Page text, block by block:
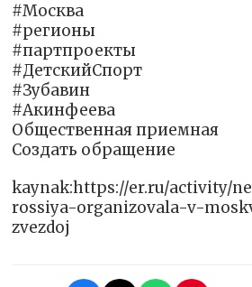
#Москва
#регионы
#партпроекты
#ДетскийСпорт
#Зубавин
#Акинфеева
Общественная приемная
Создать обращение
kaynak:https://er.ru/activity/
rossiya-organizovala-v-
zvezdoj